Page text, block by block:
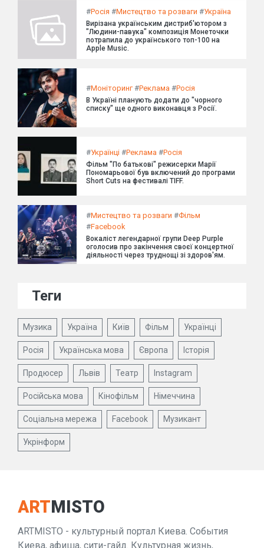
#Росія #Мистецтво та розваги #Україна
Вирізана українським дистриб'ютором з
"Людини-павука" композиція Монеточки
потрапила до українського топ-100 на
Apple Music.
#Моніторинг#Реклама #Росія
В Україні планують додати до "чорного
списку" ще одного виконавця з Росії.
#Українці #Реклама #Росія
Фільм "По батькові" режисерки Марії
Пономарьової був включений до програми
Short Cuts на фестивалі TIFF.
#Мистецтво та розваги #Фільм
#Facebook
Вокаліст легендарної групи Deep Purple
оголосив про закінчення своєї концертної
діяльності через труднощі зі здоров'ям.
Теги
Музика Україна Київ Фільм Українці
Росія Українська мова Європа Історія
Продюсер Львів Театр Instagram
Російська мова Кінофільм Німеччина
Соціальна мережа Facebook Музикант
Укрінформ
ARTMISTO
ARTMISTO - культурный портал Киева. События
Киева, афиша, сити-гайд. Культурная жизнь,